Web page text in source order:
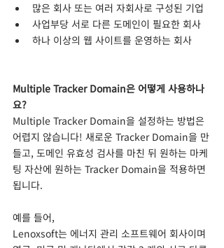
많은 회사 또는 여러 자회사로 구성된 기업
사업부당 서로 다른 도메인이 필요한 회사
하나 이상의 웹 사이트를 운영하는 회사
Multiple Tracker Domain은 어떻게 사용하나
요?
Multiple Tracker Domain을 설정하는 방법은
어렵지 않습니다! 새로운 Tracker Domain을 만
들고, 도메인 유효성 검사를 마친 뒤 원하는 마케
팅 자산에 원하는 Tracker Domain을 적용하면
됩니다.
예를 들어,
Lenoxsoft는 에너지 관리 소프트웨어 회사이며